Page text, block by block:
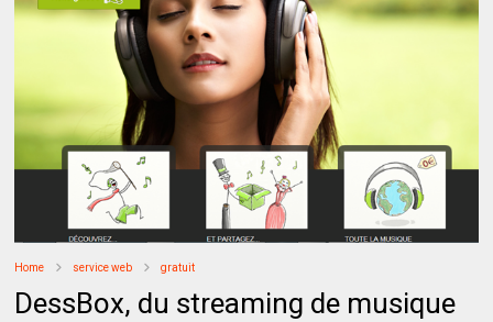
Home service web gratuit
DessBox, du streaming de musique